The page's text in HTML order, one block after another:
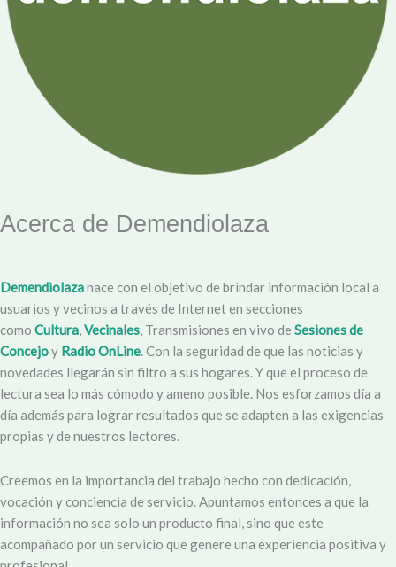
Acerca de Demendiolaza
Demendiolazanace con el objetivo de brindar información local a
usuarios y vecinos a través de Internet en secciones
como Cultura,Vecinales, Transmisiones en vivo de Sesiones de
Concejoy Radio OnLine. Con la seguridad de que las noticias y
novedades llegarán sin filtro a sus hogares. Y que el proceso de
lectura sea lo más cómodo y ameno posible. Nos esforzamos día a
día además para lograr resultados que se adapten a las exigencias
propias y de nuestros lectores.
Creemos en la importancia del trabajo hecho con dedicación,
vocación y conciencia de servicio. Apuntamos entonces a que la
información no sea solo un producto final, sino que este
acompañado por un servicio que genere una experiencia positiva y